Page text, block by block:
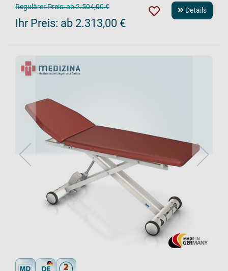
Regulärer Preis:ab 2.504,00 €
Ihr Preis: ab 2.313,00 €
Details